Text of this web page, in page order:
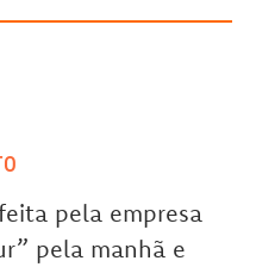
pela empresa
pela manhã e